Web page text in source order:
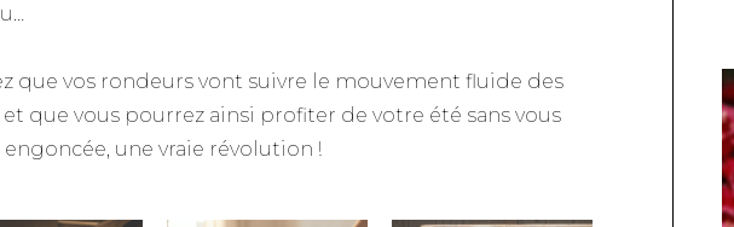
que vos rondeurs vont suivre le mouvement fluide des
et que vous pourrez ainsi profiter de votre été sans vous
une vraie révolution !